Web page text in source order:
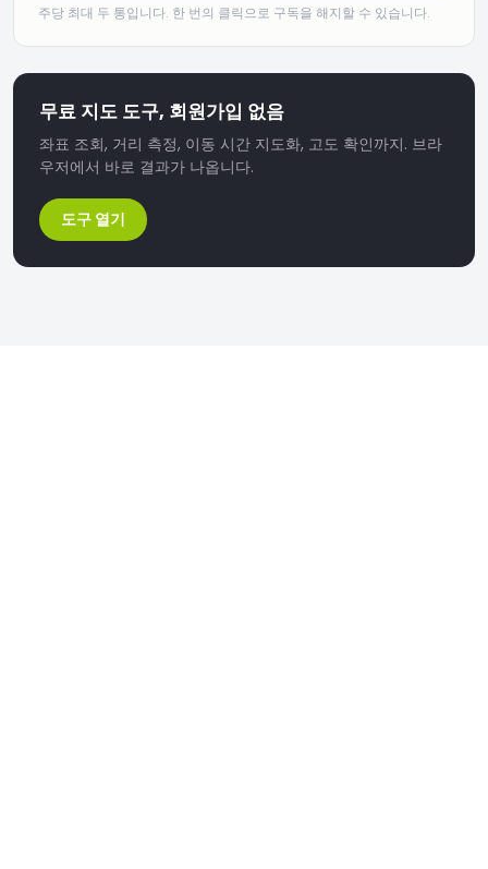
주당 최대 두 통입니다. 한 번의 클릭으로 구독을 해지할 수 있습니다.
무료 지도 도구, 회원가입 없음
좌표 조회, 거리 측정, 이동 시간 지도화, 고도 확인까지. 브라
우저에서 바로 결과가 나옵니다.
도구 열기